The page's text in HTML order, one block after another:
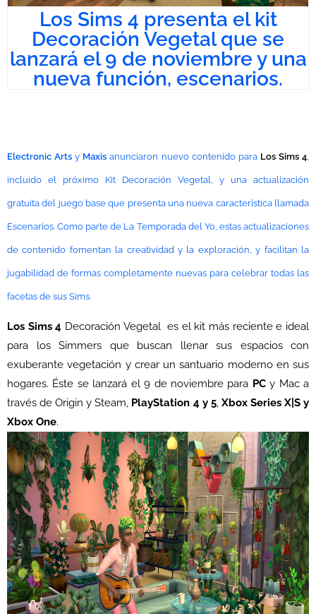
Los Sims 4 presenta el kit
Decoración Vegetal que se
lanzará el 9 de noviembre y una
nueva función, escenarios.
Electronic Arts y Maxis anunciaron nuevo contenido para Los Sims 4,
incluido el próximo Kit Decoración Vegetal, y una actualización
gratuita del juego base que presenta una nueva característica llamada
Escenarios. Como parte de La Temporada del Yo, estas actualizaciones
de contenido fomentan la creatividad y la exploración, y facilitan la
jugabilidad de formas completamente nuevas para celebrar todas las
facetas de sus Sims.
Los Sims 4 Decoración Vegetal es el kit más reciente e ideal
para los Simmers que buscan llenar sus espacios con
exuberante vegetación y crear un santuario moderno en sus
hogares. Éste se lanzará el 9 de noviembre para PCy Mac a
través de Origin y Steam, PlayStation 4 y 5, Xbox Series X|S y
Xbox One.